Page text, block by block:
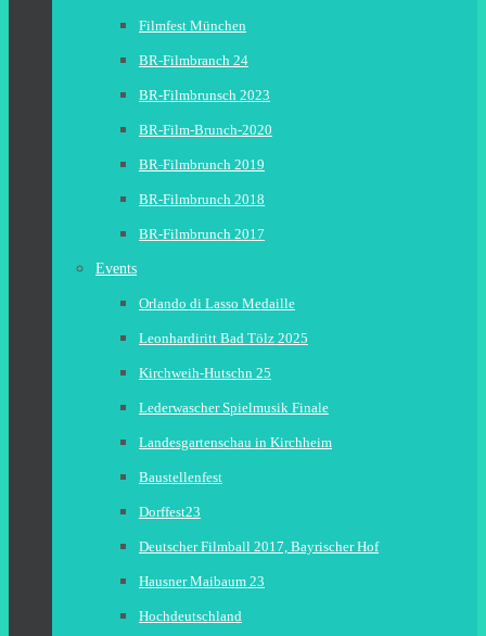
Filmfest München
BR-Filmbranch 24
BR-Filmbrunsch 2023
BR-Film-Brunch-2020
BR-Filmbrunch 2019
BR-Filmbrunch 2018
BR-Filmbrunch 2017
Events
Orlando di Lasso Medaille
Leonhardiritt Bad Tölz 2025
Kirchweih-Hutschn 25
Lederwascher Spielmusik Finale
Landesgartenschau in Kirchheim
Baustellenfest
Dorffest23
Deutscher Filmball 2017, Bayrischer Hof
Hausner Maibaum 23
Hochdeutschland